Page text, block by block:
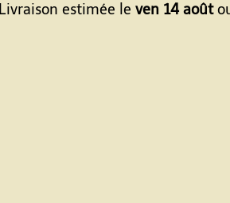
Livraison estimée le ven 14 août